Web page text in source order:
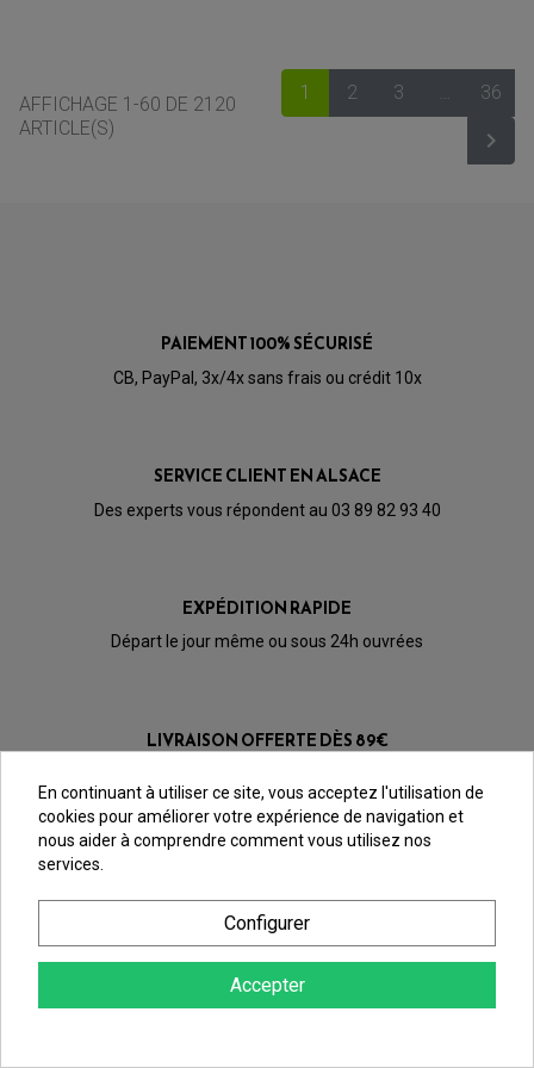
AFFICHAGE 1-60 DE 2120
ARTICLE(S)
1 2 3 … 36

PAIEMENT 100% SÉCURISÉ
CB, PayPal, 3x/4x sans frais ou crédit 10x
SERVICE CLIENT EN ALSACE
Des experts vous répondent au 03 89 82 93 40
EXPÉDITION RAPIDE
Départ le jour même ou sous 24h ouvrées
LIVRAISON OFFERTE DÈS 89€
En continuant à utiliser ce site, vous acceptez l'utilisation de
cookies pour améliorer votre expérience de navigation et
nous aider à comprendre comment vous utilisez nos
services.
Configurer
Accepter